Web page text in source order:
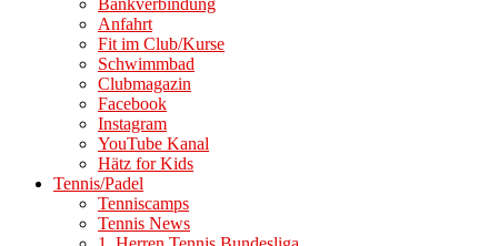
Bankverbindung
Anfahrt
Fit im Club/Kurse
Schwimmbad
Clubmagazin
Facebook
Instagram
YouTube Kanal
Hätz for Kids
Tennis/Padel
Tenniscamps
Tennis News